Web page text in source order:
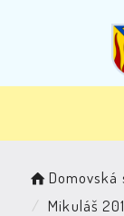
Domovská
Mikuláš